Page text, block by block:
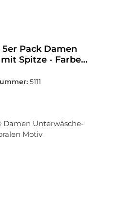
Pack Damen
Spitze - Farbe
5111